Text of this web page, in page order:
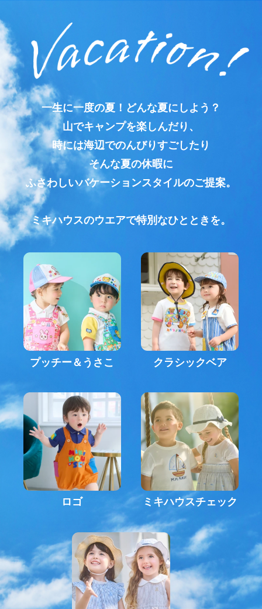
一生に一度の夏！どんな夏にしよう？
山でキャンプを楽しんだり、
時には海辺でのんびりすごしたり
そんな夏の休暇に
ふさわしいバケーションスタイルのご提案。
ミキハウスのウエアで特別なひとときを。
プッチー＆うさこ クラシックベア
ロゴ ミキハウスチェック